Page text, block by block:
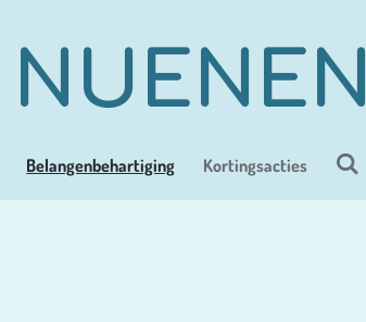
NUENEN
Belangenbehartiging Kortingsacties